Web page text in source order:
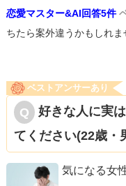
恋愛マスター&AI回答5件
ちたら案外違うかもしれ
ベストアンサーあり
好きな人に実
てください(22歳・
気になる女